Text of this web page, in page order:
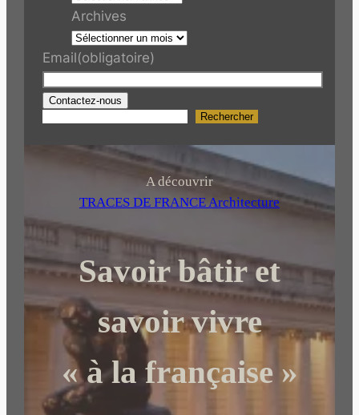
Archives
Email(obligatoire)
Contactez-nous
r
c
h
r
Rechercher
A découvrir
TRACES DE FRANCE Architecture
Savoir bâtir et
savoir vivre
« à la française »